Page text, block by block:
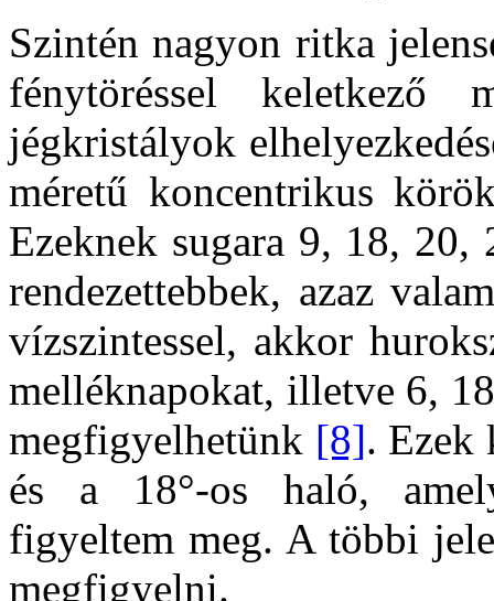
Szintén nagyon ritka
fénytöréssel keletkező
jégkristályok
méretű koncentrikus
Ezeknek sugara 9, 18,
rendezettebbek, azaz
vízszintessel, akkor
melléknapokat, illetve 6,
megfigyelhetünk [8]. Ezek
és a 18°-os haló,
figyeltem meg. A többi
megfigyelni.